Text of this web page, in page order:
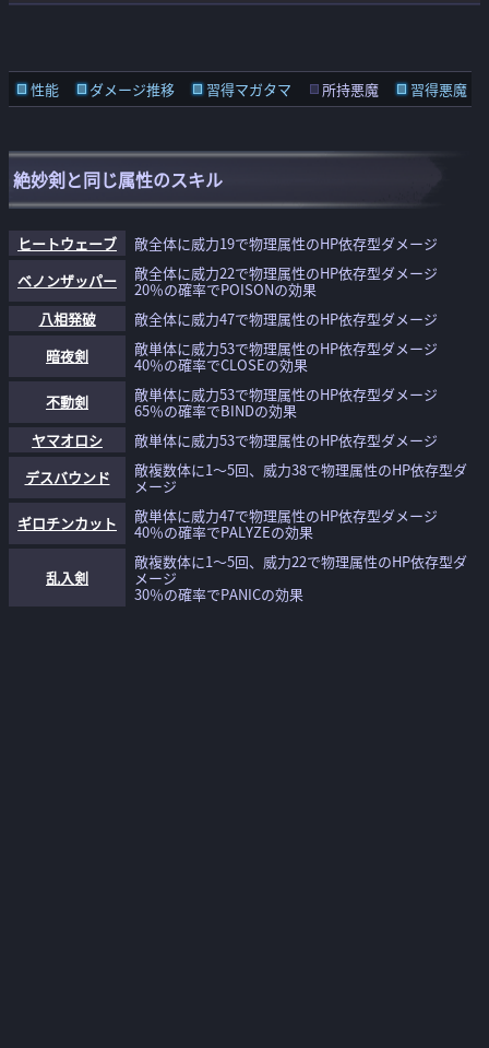
性能 ダメージ推移 習得マガタマ 所持悪魔 習得悪魔
絶妙剣と同じ属性のスキル
ヒートウェーブ
敵全体に威力19で物理属性のHP依存型ダメージ
ベノンザッパー
敵全体に威力22で物理属性のHP依存型ダメージ
20％の確率でPOISONの効果
八相発破
敵全体に威力47で物理属性のHP依存型ダメージ
暗夜剣
敵単体に威力53で物理属性のHP依存型ダメージ
40％の確率でCLOSEの効果
不動剣
敵単体に威力53で物理属性のHP依存型ダメージ
65％の確率でBINDの効果
ヤマオロシ
敵単体に威力53で物理属性のHP依存型ダメージ
デスバウンド
敵複数体に1～5回、威力38で物理属性のHP依存型ダ
メージ
ギロチンカット
敵単体に威力47で物理属性のHP依存型ダメージ
40％の確率でPALYZEの効果
乱入剣
敵複数体に1～5回、威力22で物理属性のHP依存型ダ
メージ
30％の確率でPANICの効果